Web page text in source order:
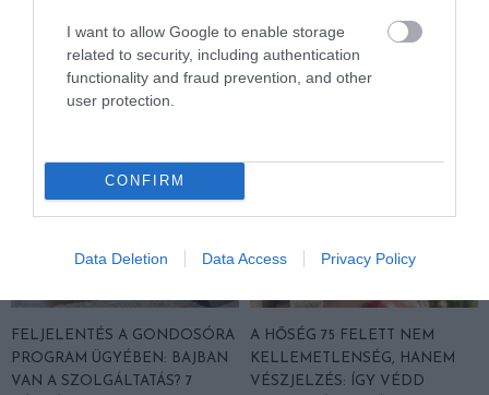
I want to allow Google to enable storage
related to security, including authentication
functionality and fraud prevention, and other
user protection.
CONFIRM
Data Deletion Data Access Privacy Policy
2026. AUGUSZTUS 04.
2026. AUGUSZTUS 03.
FELJELENTÉS A GONDOSÓRA
PROGRAM ÜGYÉBEN: BAJBAN
VAN A SZOLGÁLTATÁS? 7
A HŐSÉG 75 FELETT NEM
KELLEMETLENSÉG, HANEM
VÉSZJELZÉS: ÍGY VÉDD